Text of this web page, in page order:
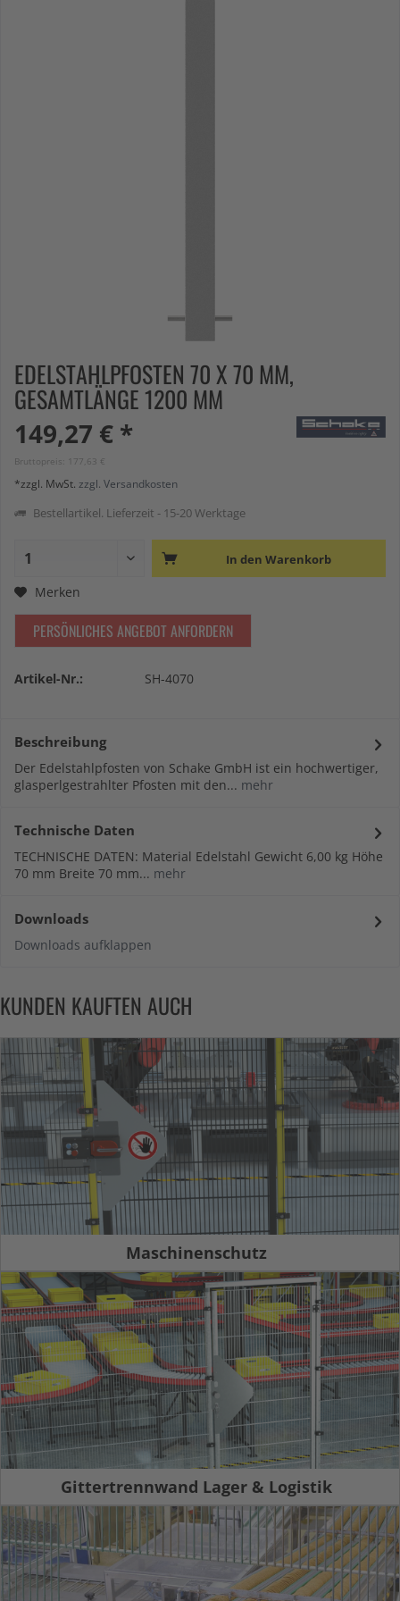
EDELSTAHLPFOSTEN 70 X 70 MM,
GESAMTLÄNGE 1200 MM
149,27 € *
Bruttopreis: 177,63 €
*zzgl. MwSt. zzgl. Versandkosten
Bestellartikel. Lieferzeit - 15-20 Werktage
In den Warenkorb
Merken
PERSÖNLICHES ANGEBOT ANFORDERN
Artikel-Nr.: SH-4070
Beschreibung
Der Edelstahlpfosten von Schake GmbH ist ein hochwertiger,
glasperlgestrahlter Pfosten mit den... mehr
Technische Daten
TECHNISCHE DATEN: Material Edelstahl Gewicht 6,00 kg Höhe
70 mm Breite 70 mm... mehr
Downloads
Downloads aufklappen
KUNDEN KAUFTEN AUCH
Maschinenschutz
Gittertrennwand Lager & Logistik